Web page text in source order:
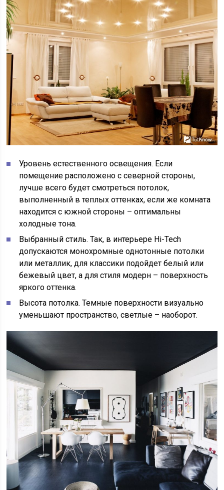
Уровень естественного освещения. Если
помещение расположено с северной стороны,
лучше всего будет смотреться потолок,
выполненный в теплых оттенках, если же комната
находится с южной стороны – оптимальны
холодные тона.
Выбранный стиль. Так, в интерьере Hi-Tech
допускаются монохромные однотонные потолки
или металлик, для классики подойдет белый или
бежевый цвет, а для стиля модерн – поверхность
яркого оттенка.
Высота потолка. Темные поверхности визуально
уменьшают пространство, светлые – наоборот.